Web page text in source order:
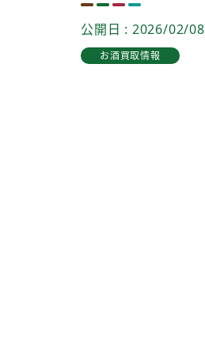
公開日 : 2026/02/08
お酒買取情報